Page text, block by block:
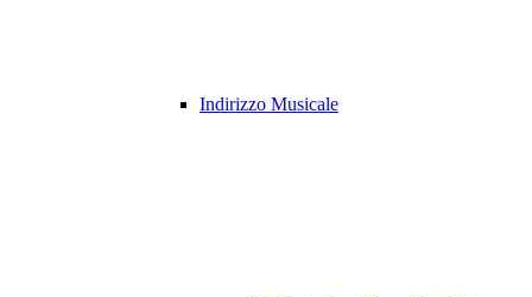
Indirizzo Musicale